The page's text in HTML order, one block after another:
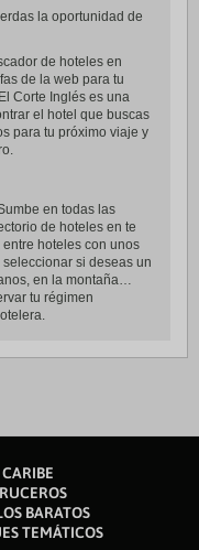
la oportunidad de
de hoteles en
de la web para tu
Corte Inglés es una
el hotel que buscas
para tu próximo viaje y
en todas las
de hoteles en te
hoteles con unos
si deseas un
en la montaña…
tu régimen
CARIBE
BARATOS
TEMÁTICOS